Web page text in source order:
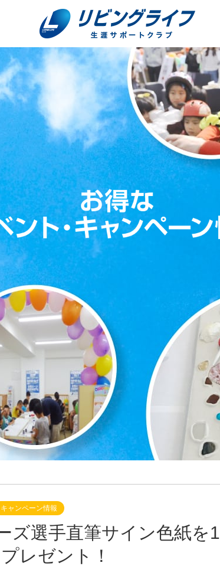
キャンペーン情報
ズ選手直筆サイン色紙を1
レゼント！